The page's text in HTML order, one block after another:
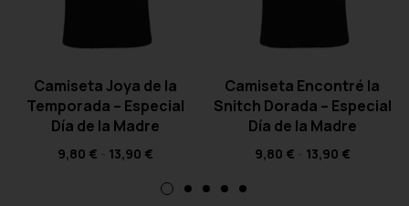
Camiseta Joya de la
Temporada – Especial
Día de la Madre
9,80 € 13,90 €
Camiseta Encontré la
Snitch Dorada – Especial
Día de la Madre
9,80 € 13,90 €